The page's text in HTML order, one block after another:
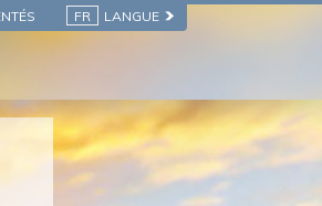
FR LANGUE